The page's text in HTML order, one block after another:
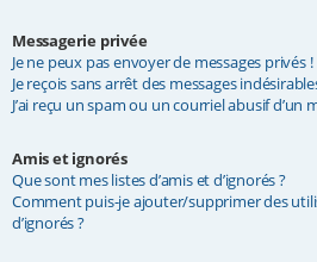
Messagerie privée
Je ne peux pas envoyer de messages privés !
Je reçois sans arrêt des messages
J’ai reçu un spam ou un courriel abusif d’un
Amis et ignorés
Que sont mes listes d’amis et d’ignorés ?
Comment puis-je ajouter/supprimer des
d’ignorés ?